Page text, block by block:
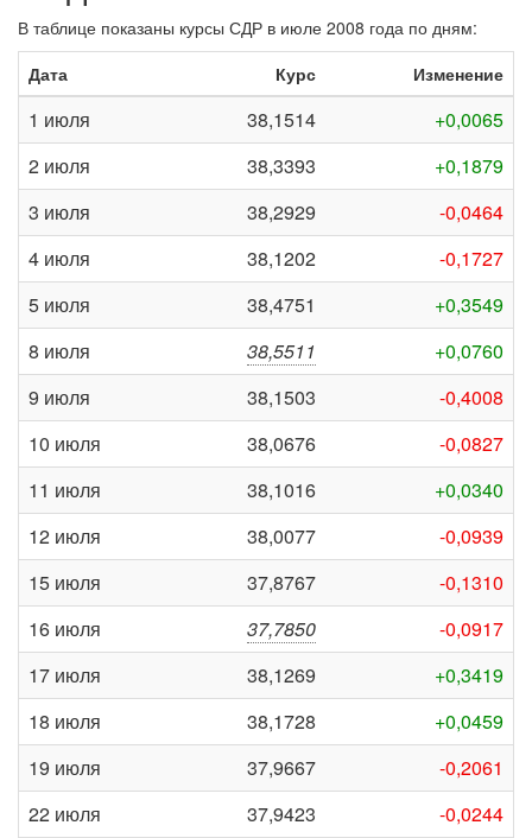
В таблице показаны курсы СДР в июле 2008 года по дням:
Дата
Курс Изменение
1 июля 38,1514
+0,0065
2 июля
38,3393
+0,1879
3 июля
38,2929
-0,0464
4 июля
38,1202
-0,1727
5 июля
38,4751
+0,3549
8 июля
38,5511
+0,0760
9 июля
38,1503
-0,4008
10 июля
38,0676
-0,0827
11 июля
38,1016
+0,0340
12 июля
38,0077
-0,0939
15 июля
37,8767
-0,1310
16 июля
37,7850
-0,0917
17 июля
38,1269
+0,3419
18 июля
38,1728
+0,0459
19 июля
37,9667
-0,2061
22 июля
37,9423
-0,0244